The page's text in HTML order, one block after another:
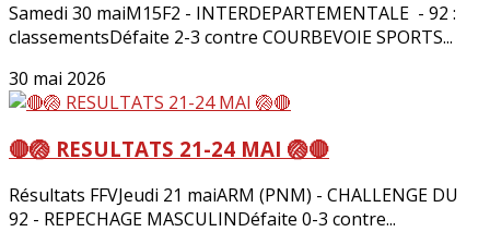
Samedi 30 maiM15F2 - INTERDEPARTEMENTALE - 92 :
classementsDéfaite 2-3 contre COURBEVOIE SPORTS...
30 mai 2026
🔴🏐 RESULTATS 21-24 MAI 🏐🔴
Résultats FFVJeudi 21 maiARM (PNM) - CHALLENGE DU
92 - REPECHAGE MASCULINDéfaite 0-3 contre...